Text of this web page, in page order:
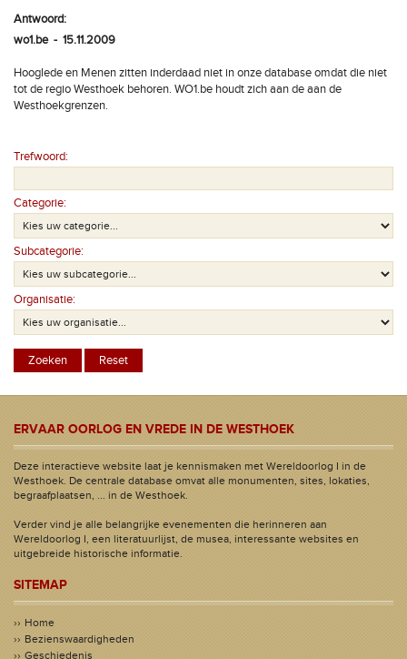
Antwoord:
wo1.be - 15.11.2009
Hooglede en Menen zitten inderdaad niet in onze database omdat die niet
tot de regio Westhoek behoren. WO1.be houdt zich aan de aan de
Westhoekgrenzen.
Trefwoord:
Categorie:
Subcategorie:
Organisatie:
ERVAAR OORLOG EN VREDE IN DE WESTHOEK
Deze interactieve website laat je kennismaken met Wereldoorlog I in de
Westhoek. De centrale database omvat alle monumenten, sites, lokaties,
begraafplaatsen, ... in de Westhoek.
Verder vind je alle belangrijke evenementen die herinneren aan
Wereldoorlog I, een literatuurlijst, de musea, interessante websites en
uitgebreide historische informatie.
SITEMAP
Home
Bezienswaardigheden
Geschiedenis